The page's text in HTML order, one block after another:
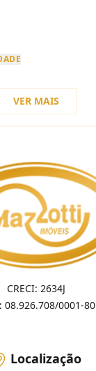
VER MAIS
CRECI: 2634J
08.926.708/0001-80
Localização